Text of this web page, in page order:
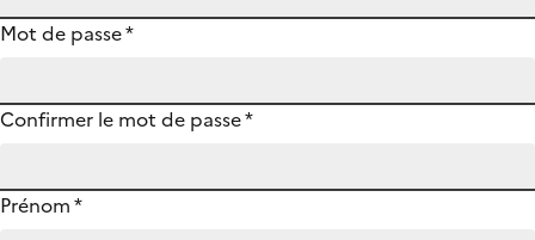
Mot de passe*
Confirmer le mot de passe*
Prénom*